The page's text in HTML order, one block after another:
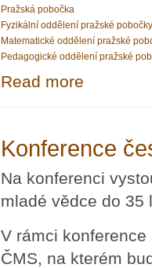
Pražská pobočka
Fyzikální oddělení pražské pobočky
Matematické oddělení pražské
Pedagogické oddělení pražské
Read more
Konference
Na konferenci
mladé vědce do 35
V rámci
ČMS, na kterém